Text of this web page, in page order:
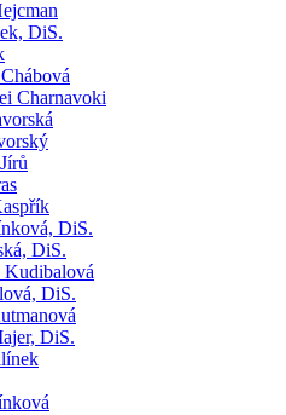
DiS.
Charnavoki
DiS.
DiS.
Kudibalová
DiS.
DiS.